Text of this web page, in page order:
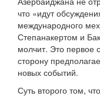
что «идут
международного
Степанакертом и
молчит. Это первое
сторону
новых событий.
Суть второго том,